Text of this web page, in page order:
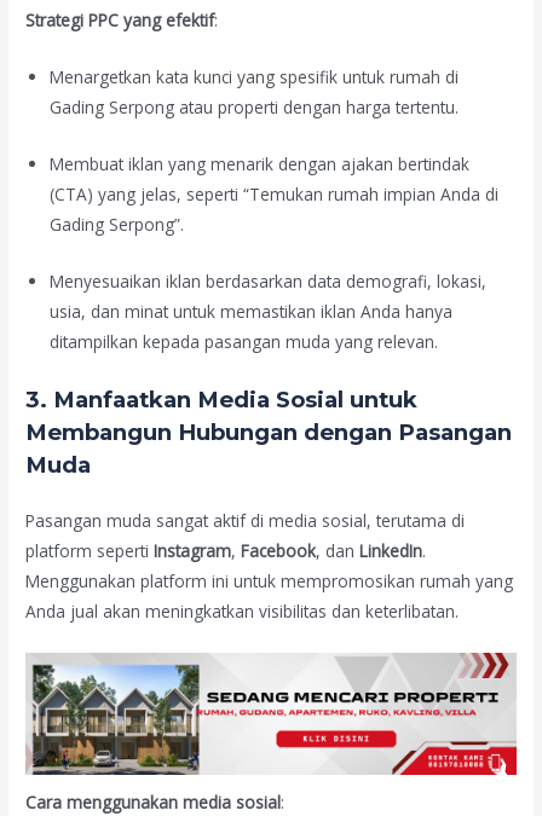
Strategi PPC yang efektif:
Menargetkan kata kunci yang spesifik untuk rumah di
Gading Serpong atau properti dengan harga tertentu.
Membuat iklan yang menarik dengan ajakan bertindak
(CTA) yang jelas, seperti “Temukan rumah impian Anda di
Gading Serpong”.
Menyesuaikan iklan berdasarkan data demografi, lokasi,
usia, dan minat untuk memastikan iklan Anda hanya
ditampilkan kepada pasangan muda yang relevan.
3. Manfaatkan Media Sosial untuk
Membangun Hubungan dengan Pasangan
Muda
Pasangan muda sangat aktif di media sosial, terutama di
platform sepertiInstagram,Facebook, danLinkedIn.
Menggunakan platform ini untuk mempromosikan rumah yang
Anda jual akan meningkatkan visibilitas dan keterlibatan.
Cara menggunakan media sosial: